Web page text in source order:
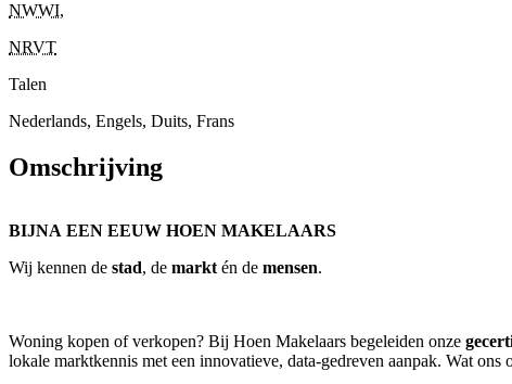
NWWI,
NRVT
Talen
Nederlands, Engels, Duits, Frans
Omschrijving
BIJNA EEN EEUW HOEN MAKELAARS
Wij kennen de stad, de markt én de mensen.
Woning kopen of verkopen? Bij Hoen Makelaars begeleiden onze
lokale marktkennis met een innovatieve, data-gedreven aanpak. Wat